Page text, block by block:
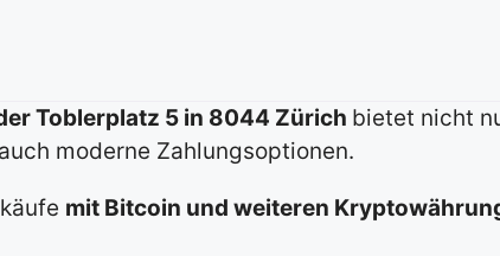
Toblerplatz 5 in 8044 Zürich bietet nicht
moderne Zahlungsoptionen.
mit Bitcoin und weiteren